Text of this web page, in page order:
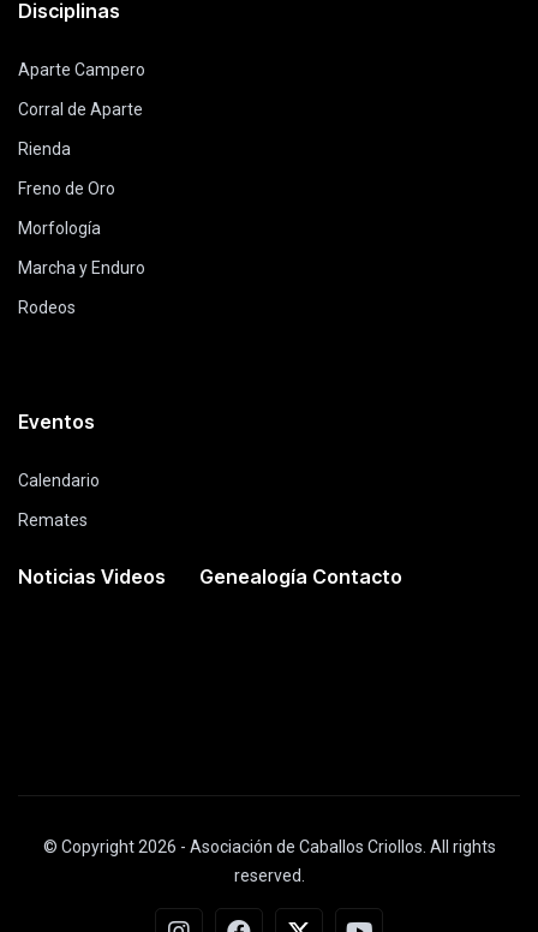
Disciplinas
Aparte Campero
Corral de Aparte
Rienda
Freno de Oro
Morfología
Marcha y Enduro
Rodeos
Eventos
Calendario
Remates
Noticias Videos Genealogía Contacto
© Copyright 2026 - Asociación de Caballos Criollos. All rights
reserved.